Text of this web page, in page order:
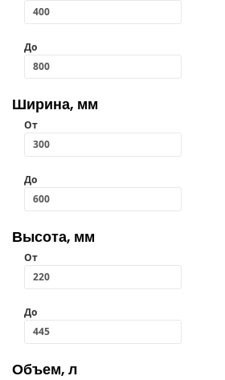
До
Ширина, мм
От
До
Высота, мм
От
До
Объем, л